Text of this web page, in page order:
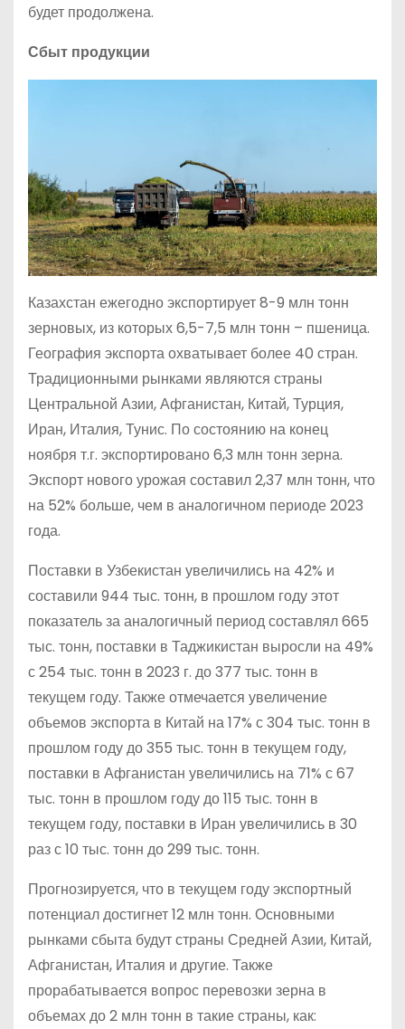
будет продолжена.
Сбыт продукции
Казахстан ежегодно экспортирует 8-9 млн тонн
зерновых, из которых 6,5-7,5 млн тонн – пшеница.
География экспорта охватывает более 40 стран.
Традиционными рынками являются страны
Центральной Азии, Афганистан, Китай, Турция,
Иран, Италия, Тунис. По состоянию на конец
ноября т.г. экспортировано 6,3 млн тонн зерна.
Экспорт нового урожая составил 2,37 млн тонн, что
на 52% больше, чем в аналогичном периоде 2023
года.
Поставки в Узбекистан увеличились на 42% и
составили 944 тыс. тонн, в прошлом году этот
показатель за аналогичный период составлял 665
тыс. тонн, поставки в Таджикистан выросли на 49%
с 254 тыс. тонн в 2023 г. до 377 тыс. тонн в
текущем году. Также отмечается увеличение
объемов экспорта в Китай на 17% с 304 тыс. тонн в
прошлом году до 355 тыс. тонн в текущем году,
поставки в Афганистан увеличились на 71% с 67
тыс. тонн в прошлом году до 115 тыс. тонн в
текущем году, поставки в Иран увеличились в 30
раз с 10 тыс. тонн до 299 тыс. тонн.
Прогнозируется, что в текущем году экспортный
потенциал достигнет 12 млн тонн. Основными
рынками сбыта будут страны Средней Азии, Китай,
Афганистан, Италия и другие. Также
прорабатывается вопрос перевозки зерна в
объемах до 2 млн тонн в такие страны, как: